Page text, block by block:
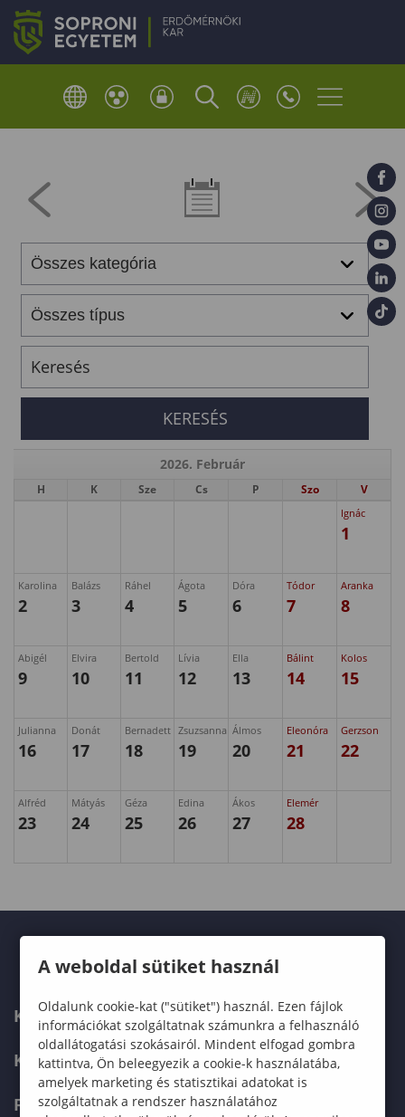
2026. Február
H K Sze Cs P Szo V
Ignác
1
Karolina
2
Balázs
3
Ráhel
4
Ágota
5
Dóra
6
Tódor
7
Aranka
8
Abigél
9
Elvira
10
Bertold
11
Lívia
12
Ella
13
Bálint
14
Kolos
15
Julianna
16
Donát
17
Bernadett
18
Zsuzsanna
19
Álmos
20
Eleonóra
21
Gerzson
22
Alfréd
23
Mátyás
24
Géza
25
Edina
26
Ákos
27
Elemér
28
KARUNK
KÉPZÉSEK
FELVÉTELIZŐKNEK
A weboldal sütiket használ
Oldalunk cookie-kat ("sütiket") használ. Ezen fájlok
információkat szolgáltatnak számunkra a felhasználó
oldallátogatási szokásairól. Mindent elfogad gombra
kattintva, Ön beleegyezik a cookie-k használatába,
amelyek marketing és statisztikai adatokat is
szolgáltatnak a rendszer használatához